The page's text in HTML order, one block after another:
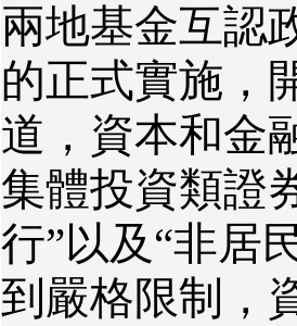
兩地基金互認
的正式實施，
道，資本和金
集體投資類證
行”以及“非居
到嚴格限制，